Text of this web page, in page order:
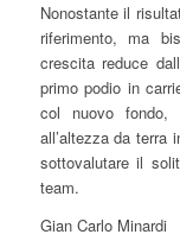
Nonostante il
riferimento, ma
crescita reduce
primo podio in
col nuovo fondo,
all’altezza da terra
sottovalutare il
team.
Gian Carlo Minardi